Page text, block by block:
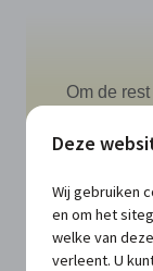
Deze
Wij gebruiken
en om het
welke van
verleent. U
Om de